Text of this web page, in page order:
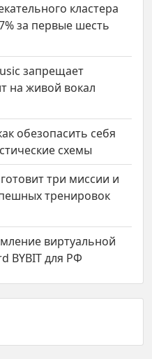
кластера
за первые шесть
запрещает
на живой вокал
обезопасить себя
схемы
три миссии и
тренировок
виртуальной
BYBIT для РФ